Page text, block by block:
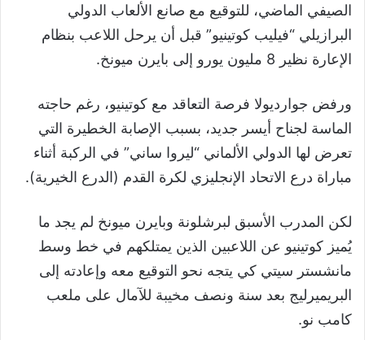
الصيفي الماضي، للتوقيع مع صانع الألعاب الدولي
البرازيلي “فيليب كوتينيو” قبل أن يرحل اللاعب بنظام
الإعارة نظير 8 مليون يورو إلى بايرن ميونخ.
ورفض جوارديولا فرصة التعاقد مع كوتينيو، رغم حاجته
الماسة لجناح أيسر جديد، بسبب الإصابة الخطيرة التي
تعرض لها الدولي الألماني “ليروا ساني” في الركبة أثناء
مباراة درع الاتحاد الإنجليزي لكرة القدم (الدرع الخيرية)
.
لكن المدرب الأسبق لبرشلونة وبايرن ميونخ لم يجد ما
يُميز كوتينيو عن اللاعبين الذين يمتلكهم في خط وسط
مانشستر سيتي كي يتجه نحو التوقيع معه وإعادته إلى
البريميرليج بعد سنة ونصف مخيبة للآمال على ملعب
كامب نو.